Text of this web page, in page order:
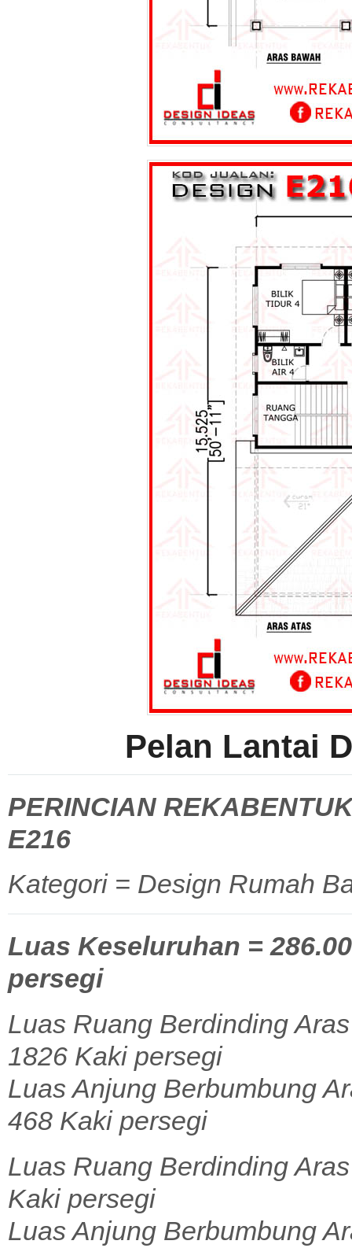
Pelan Lantai
PERINCIAN
E216
Kategori = Design Rumah
Luas Keseluruhan =
persegi
Luas Ruang Berdinding
1826 Kaki persegi
Luas Anjung Berbumbung
468 Kaki persegi
Luas Ruang Berdinding
Kaki persegi
Luas Anjung Berbumbung